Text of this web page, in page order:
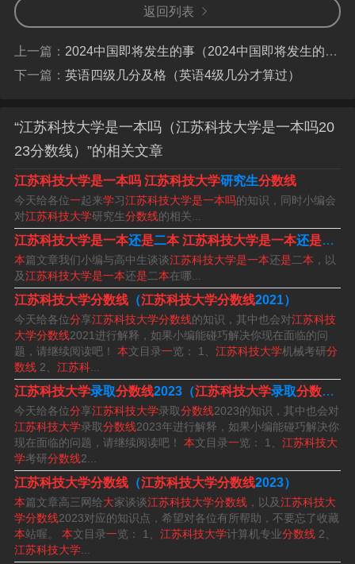
高档。据江苏科技大学官网查询，江苏科技大学是江苏省
重点建设高校，位列中国高校第147位，在江苏高校中排名
第18位，因此是一所高档院校。
江苏科技大学算好一本，师资力量雄厚。截至2021年11
月，学校有教职工2290余人，其中专任教师1570余人。具
有正高职称人员240余人，副高职称人员750余人，博士10
20余人。
一本。根据查询有途教育网得知，江苏科技大学是一本大
学。江苏科技大学本科一批在全国15省有招生，江苏科技
大学本科二批在全国没有招生，所以人们认为江苏科技大
学是一所实力较强的一本院校。
江苏科技大学是几本
一本。根据查询有途教育网得知，江苏科技大学是一本大
返回列表
上一篇： 2024中国即将发生的事（2024中国即将发生的事情有哪些）
下一篇： 英语四级几分及格（英语4级几分才算过）
“江苏科技大学是一本吗（江苏科技大学是一本吗20
23分数线）”的相关文章
江苏科技大学是一本吗 江苏科技大学研究生分数线
今天给各位一起来学习江苏科技大学是一本吗的知识，同时小编会
对江苏科技大学研究生分数线的相关...
江苏科技大学是一本还是二本 江苏科技大学是一本还是二
本篇文章我们小编与高中生谈谈江苏科技大学是一本还是二本 ，以
及江苏科技大学是一本还是二本在哪...
江苏科技大学分数线 （江苏科技大学分数线2021）
今天给各位分享江苏科技大学分数线的知识，其中也会对江苏科技
大学分数线2021进行解释，如果小编能碰巧解决你现在面临的问
题，请继续阅读吧！ 本文目录一览： 1、 江苏科技大学机械考研分
数线 2、 江苏科
江苏科技大学录取分数线2023（江苏科技大学录取分数线
今天给各位分享江苏科技大学录取分数线2023的知识，其中也会对
江苏科技大学录取分数线2023年进行解释，如果小编能碰巧解决你
现在面临的问题，请继续阅读吧！ 本文目录一览： 1、 江苏科技大
学考研分数线2...
江苏科技大学分数线 （江苏科技大学分数线2023）
本篇文章高三网给大家谈谈江苏科技大学分数线 ，以及江苏科技大
学分数线2023对应的知识点，希望对各位有所帮助，不要忘了收藏
本站喔。 本文目录一览： 1、 江苏科技大学计算机专业分数线 2、
江苏科技大学